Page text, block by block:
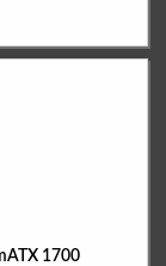
1700